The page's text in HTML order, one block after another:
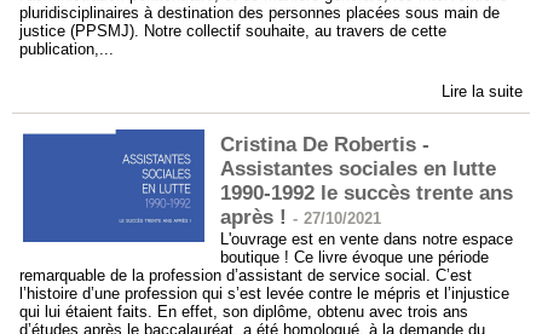
pluridisciplinaires à destination des personnes placées sous main de
justice (PPSMJ). Notre collectif souhaite, au travers de cette
publication,...
Lire la suite
Cristina De Robertis -
Assistantes sociales en lutte
1990-1992 le succès trente ans
après ! - 27/10/2021
L'ouvrage est en vente dans notre espace
boutique ! Ce livre évoque une période
remarquable de la profession d’assistant de service social. C’est
l’histoire d’une profession qui s’est levée contre le mépris et l’injustice
qui lui étaient faits. En effet, son diplôme, obtenu avec trois ans
d’études après le baccalauréat, a été homologué, à la demande du